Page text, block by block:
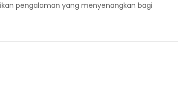
pengalaman yang menyenangkan bagi